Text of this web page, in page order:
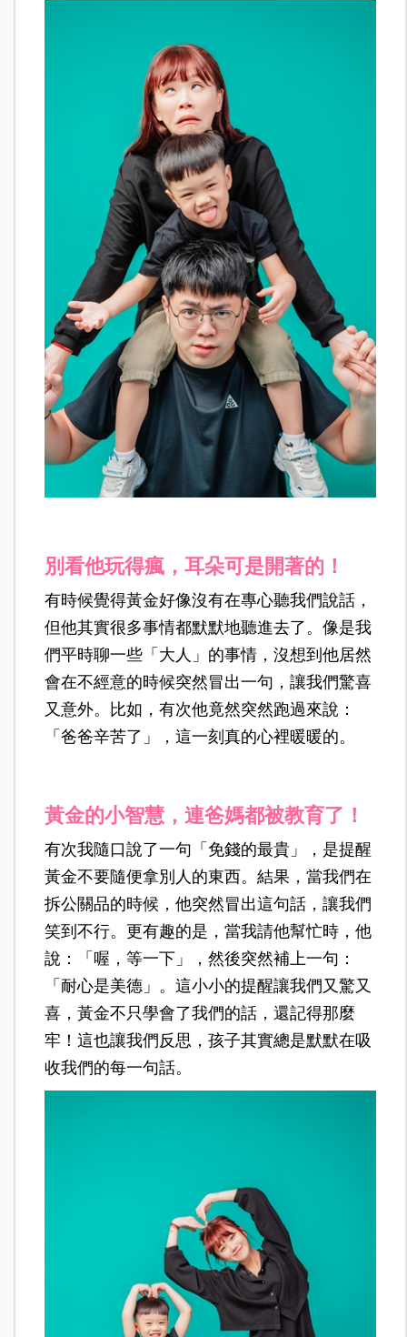
別看他玩得瘋，耳朵可是開著的！
有時候覺得黃金好像沒有在專心聽我們說話，
但他其實很多事情都默默地聽進去了。像是我
們平時聊一些「大人」的事情，沒想到他居然
會在不經意的時候突然冒出一句，讓我們驚喜
又意外。比如，有次他竟然突然跑過來說：
「爸爸辛苦了」，這一刻真的心裡暖暖的。
黃金的小智慧，連爸媽都被教育了！
有次我隨口說了一句「免錢的最貴」，是提醒
黃金不要隨便拿別人的東西。結果，當我們在
拆公關品的時候，他突然冒出這句話，讓我們
笑到不行。更有趣的是，當我請他幫忙時，他
說：「喔，等一下」，然後突然補上一句：
「耐心是美德」。這小小的提醒讓我們又驚又
喜，黃金不只學會了我們的話，還記得那麼
牢！這也讓我們反思，孩子其實總是默默在吸
收我們的每一句話。